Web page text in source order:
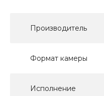
Производитель
Формат камеры
Исполнение